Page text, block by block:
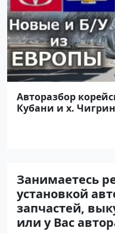
Авторазбор
Кубани и х.
Занимаетесь
установкой
запчастей,
или у Вас